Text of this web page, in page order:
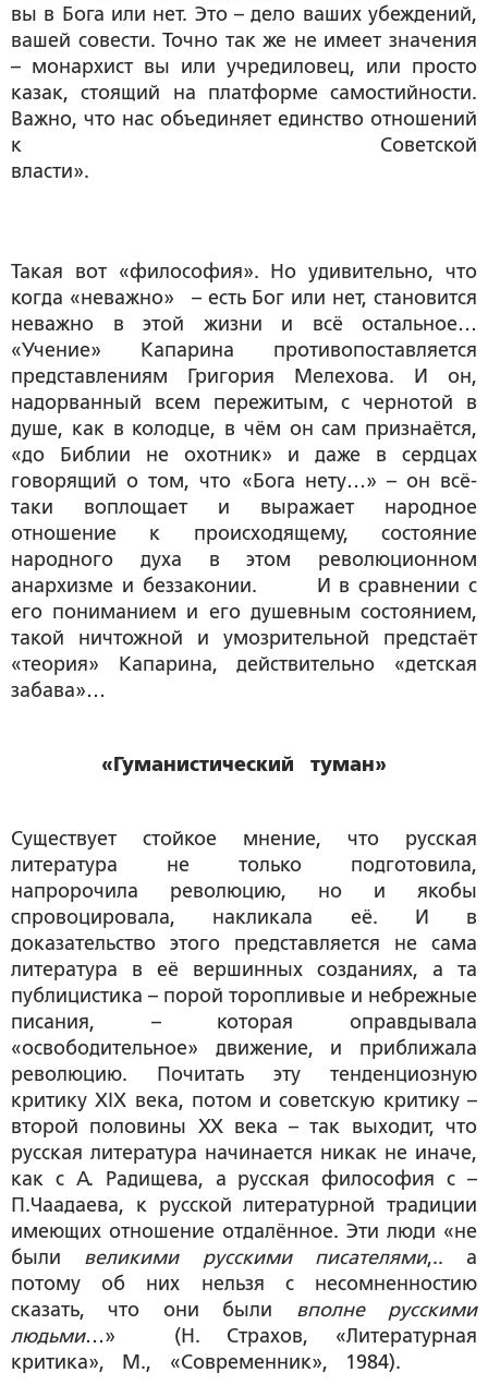
вы в Бога или нет. Это – дело ваших убеждений,
вашей совести. Точно так же не имеет значения
– монархист вы или учредиловец, или просто
казак, стоящий на платформе самостийности.
Важно, что нас объединяет единство отношений
к Советской
власти».
Такая вот «философия». Но удивительно, что
когда «неважно» – есть Бог или нет, становится
неважно в этой жизни и всё остальное…
«Учение» Капарина противопоставляется
представлениям Григория Мелехова. И он,
надорванный всем пережитым, с чернотой в
душе, как в колодце, в чём он сам признаётся,
«до Библии не охотник» и даже в сердцах
говорящий о том, что «Бога нету…» – он всё-
таки воплощает и выражает народное
отношение к происходящему, состояние
народного духа в этом революционном
анархизме и беззаконии. И в сравнении с
его пониманием и его душевным состоянием,
такой ничтожной и умозрительной предстаёт
«теория» Капарина, действительно «детская
забава»…
«Гуманистический туман»
Существует стойкое мнение, что русская
литература не только подготовила,
напророчила революцию, но и якобы
спровоцировала, накликала её. И в
доказательство этого представляется не сама
литература в её вершинных созданиях, а та
публицистика – порой торопливые и небрежные
писания, – которая оправдывала
«освободительное» движение, и приближала
революцию. Почитать эту тенденциозную
критику XIX века, потом и советскую критику –
второй половины ХХ века – так выходит, что
русская литература начинается никак не иначе,
как с А. Радищева, а русская философия с –
П.Чаадаева, к русской литературной традиции
имеющих отношение отдалённое. Эти люди «не
были великими русскими писателями,.. а
потому об них нельзя с несомненностию
сказать, что они были вполне русскими
людьми…» (Н. Страхов, «Литературная
критика», М., «Современник», 1984).